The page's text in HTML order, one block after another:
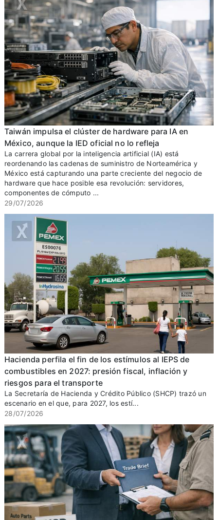
Taiwán impulsa el clúster de hardware para IA en
México, aunque la IED oficial no lo refleja
La carrera global por la inteligencia artificial (IA) está
reordenando las cadenas de suministro de Norteamérica y
México está capturando una parte creciente del negocio de
hardware que hace posible esa revolución: servidores,
componentes de cómputo ...
29/07/2026
Hacienda perfila el fin de los estímulos al IEPS de
combustibles en 2027: presión fiscal, inflación y
riesgos para el transporte
La Secretaría de Hacienda y Crédito Público (SHCP) trazó un
escenario en el que, para 2027, los estí...
28/07/2026